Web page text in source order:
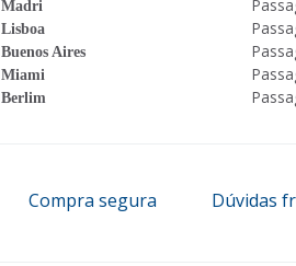
Madri
Lisboa
Buenos Aires
Miami
Berlim
Compra segura Dúvidas